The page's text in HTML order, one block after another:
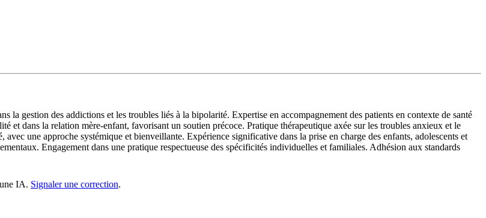
la gestion des addictions et les troubles liés à la bipolarité. Expertise en accompagnement des patients en contexte de santé
et dans la relation mère-enfant, favorisant un soutien précoce. Pratique thérapeutique axée sur les troubles anxieux et le
une approche systémique et bienveillante. Expérience significative dans la prise en charge des enfants, adolescents et
Engagement dans une pratique respectueuse des spécificités individuelles et familiales. Adhésion aux standards
IA. Signaler une correction.